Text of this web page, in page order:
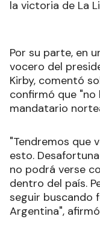
la victoria de La
Por su parte, en
vocero del
Kirby, comentó
confirmó que "no
mandatario
"Tendremos que
esto.
no podrá verse
dentro del país.
seguir buscando
Argentina", afirmó